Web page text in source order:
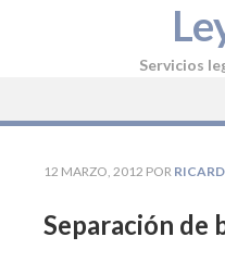
Servicios
12 MARZO, 2012 POR
Separación de